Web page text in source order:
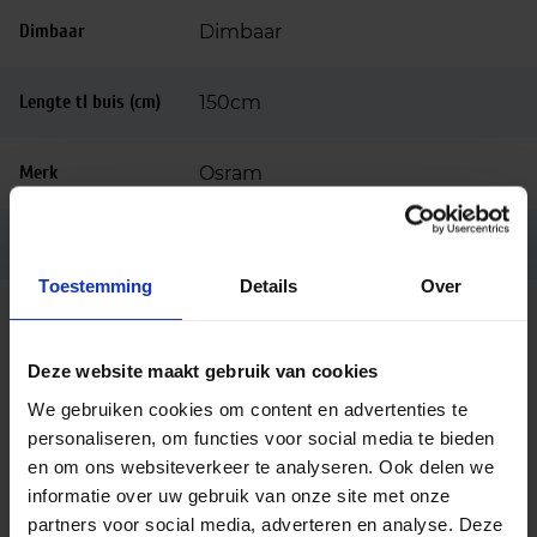
Toestemming Details Over
Deze website maakt gebruik van cookies
We gebruiken cookies om content en advertenties te
personaliseren, om functies voor social media te bieden
en om ons websiteverkeer te analyseren. Ook delen we
informatie over uw gebruik van onze site met onze
partners voor social media, adverteren en analyse. Deze
Dimbaar Dimbaar
Lengte tl buis (cm) 150cm
Merk Osram
Alternatieve producten
Philips Master LED TL buis HO 18.2W 830 T8 |
150cm – vervangt 58W